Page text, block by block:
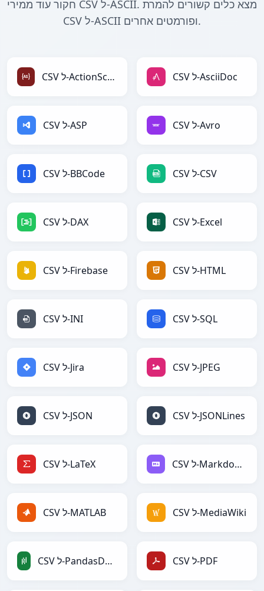
חקור עוד ממירי CSV ל-ASCII. מצא כלים קשורים להמרת
CSV ל-ASCII ופורמטים אחרים.
CSV ל-ActionScript CSV ל-AsciiDoc
CSV ל-ASP CSV ל-Avro
CSV ל-BBCode CSV ל-CSV
CSV ל-DAX CSV ל-Excel
CSV ל-Firebase CSV ל-HTML
CSV ל-INI CSV ל-SQL
CSV ל-Jira CSV ל-JPEG
CSV ל-JSON CSV ל-JSONLines
CSV ל-LaTeX CSV ל-Markdown
CSV ל-MATLAB CSV ל-MediaWiki
CSV ל-PandasDataFrame CSV ל-PDF